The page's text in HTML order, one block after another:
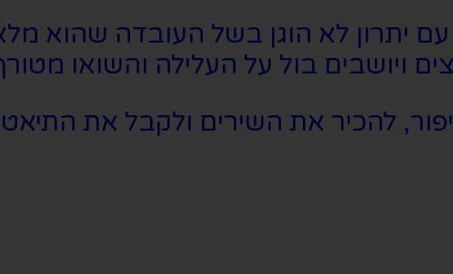
לא הוגן בשל העובדה שהוא מלא
ויושבים בול על העלילה והשואו
להכיר את השירים ולקבל את